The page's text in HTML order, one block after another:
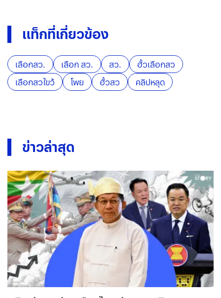
เลือกสว. เลือก สว. สว.
ฮั้วเลือกสว
ข่าวล่าสุด